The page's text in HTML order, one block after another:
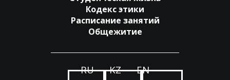
Кодекс этики
Расписание занятий
Общежитие
RU KZ EN